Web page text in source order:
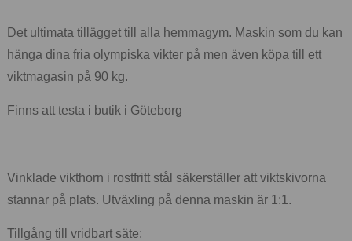
Det ultimata tillägget till alla hemmagym. Maskin som du kan
hänga dina fria olympiska vikter på men även köpa till ett
viktmagasin på 90 kg.
Finns att testa i butik i Göteborg
Vinklade vikthorn i rostfritt stål säkerställer att viktskivorna
stannar på plats. Utväxling på denna maskin är 1:1.
Tillgång till vridbart säte: